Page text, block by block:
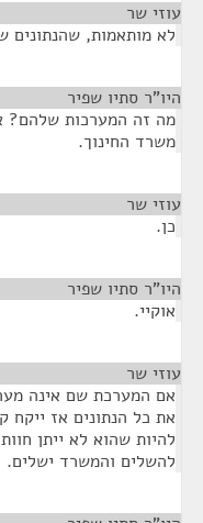
עוזי שר
לא מותאמות, שהנתונים
היו"ר סתיו שפיר
מה זה המערכות שלהם?
משרד החינוך.
עוזי שר
כן.
היו"ר סתיו שפיר
אוקיי.
עוזי שר
אם המערכת שם אינה
את כל הנתונים אז ייקח
להיות שהוא לא ייתן
להשלים והמשרד ישלים.